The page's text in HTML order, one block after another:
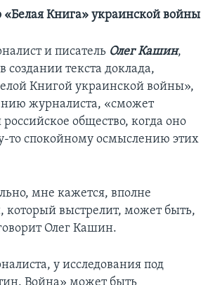
«Белая Книга» украинской войны
и писатель Олег Кашин,
создании текста доклада,
Книгой украинской войны»,
журналиста, «сможет
российское общество, когда оно
то спокойному осмыслению этих
мне кажется, вполне
который выстрелит, может быть,
Олег Кашин.
у исследования под